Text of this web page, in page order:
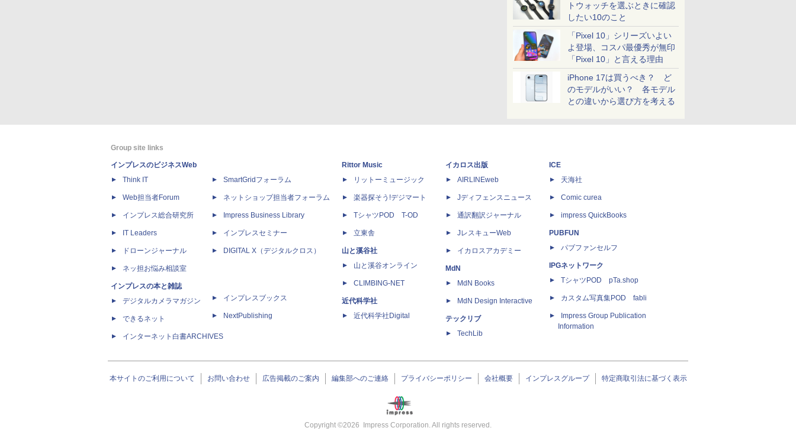
トウォッチを選ぶときに確認
したい10のこと
「Pixel 10」シリーズいよい
よ登場、コスパ最優秀が無印
「Pixel 10」と言える理由
iPhone 17は買うべき？ ど
のモデルがいい？ 各モデル
との違いから選び方を考える
Group site links
インプレスのビジネスWeb
Think IT
Web担当者Forum
インプレス総合研究所
IT Leaders
ドローンジャーナル
ネッ担お悩み相談室
インプレスの本と雑誌
デジタルカメラマガジン
できるネット
インターネット白書ARCHIVES
SmartGridフォーラム
ネットショップ担当者フォーラム
Impress Business Library
インプレスセミナー
DIGITAL X（デジタルクロス）
インプレスブックス
NextPublishing
Rittor Music
リットーミュージック
楽器探そう!デジマート
TシャツPOD T-OD
立東舎
山と溪谷社
山と溪谷オンライン
CLIMBING-NET
近代科学社
近代科学社Digital
イカロス出版
AIRLINEweb
Jディフェンスニュース
通訳翻訳ジャーナル
JレスキューWeb
イカロスアカデミー
MdN
MdN Books
MdN Design Interactive
テックリブ
TechLib
ICE
天海社
Comic curea
impress QuickBooks
PUBFUN
パブファンセルフ
IPGネットワーク
TシャツPOD pTa.shop
カスタム写真集POD fabli
Impress Group Publication
Information
本サイトのご利用について お問い合わせ 広告掲載のご案内 編集部へのご連絡 プライバシーポリシー 会社概要 インプレスグループ 特定商取引法に基づく表示
Copyright ©2026 Impress Corporation. All rights reserved.